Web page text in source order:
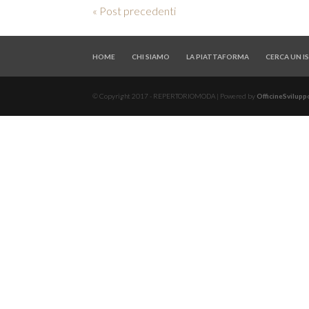
« Post precedenti
HOME CHI SIAMO LA PIATTAFORMA CERCA UN
© Copyright 2017 - REPERTORIOMODA | Powered by